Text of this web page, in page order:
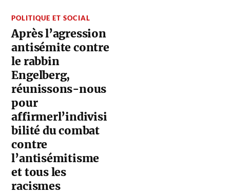
POLITIQUE ET SOCIAL
Après l’agression
antisémite contre
le rabbin
Engelberg,
réunissons-nous
pour
affirmerl’indivisi
bilité du combat
contre
l’antisémitisme
et tous les
racismes